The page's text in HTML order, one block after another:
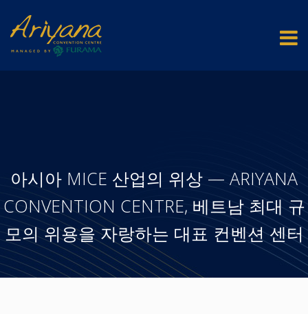
아시아 MICE 산업의 위상 — ARIYANA
CONVENTION CENTRE, 베트남 최대 규
모의 위용을 자랑하는 대표 컨벤션 센터